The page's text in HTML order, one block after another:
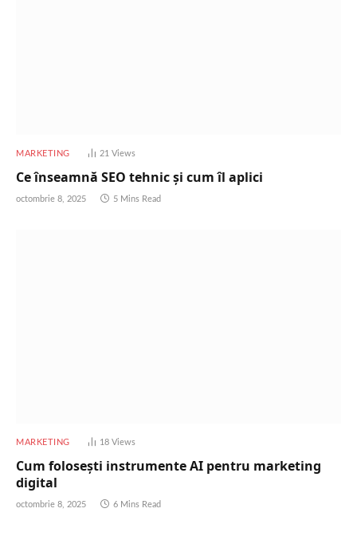
MARKETING 21 Views
Ce înseamnă SEO tehnic și cum îl aplici
octombrie 8, 2025 5 Mins Read
MARKETING 18 Views
Cum folosești instrumente AI pentru marketing
digital
octombrie 8, 2025 6 Mins Read